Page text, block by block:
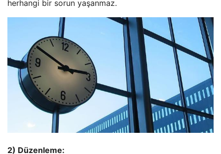
herhangi bir sorun yaşanmaz.
2) Düzenleme: